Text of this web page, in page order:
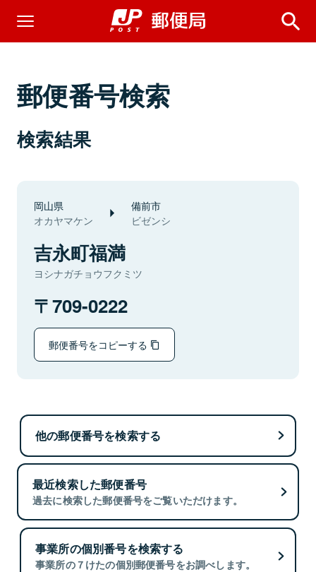
郵便番号検索
検索結果
岡山県
オカヤマケン
備前市
ビゼンシ
吉永町福満
ヨシナガチョウフクミツ
709-0222
郵便番号をコピーする
他の郵便番号を検索する
最近検索した郵便番号
過去に検索した郵便番号をご覧いただけます。
事業所の個別番号を検索する
事業所の７けたの個別郵便番号をお調べします。